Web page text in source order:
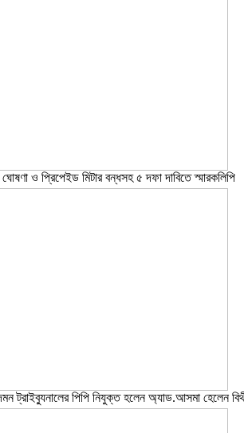
ঘোষণা ও প্রিপেইড মিটার বন্ধসহ ৫ দফা দাবিতে স্মারকলিপি
ট্রাইব্যুনালের পিপি নিযুক্ত হলেন অ্যাড.আসমা হেলেন